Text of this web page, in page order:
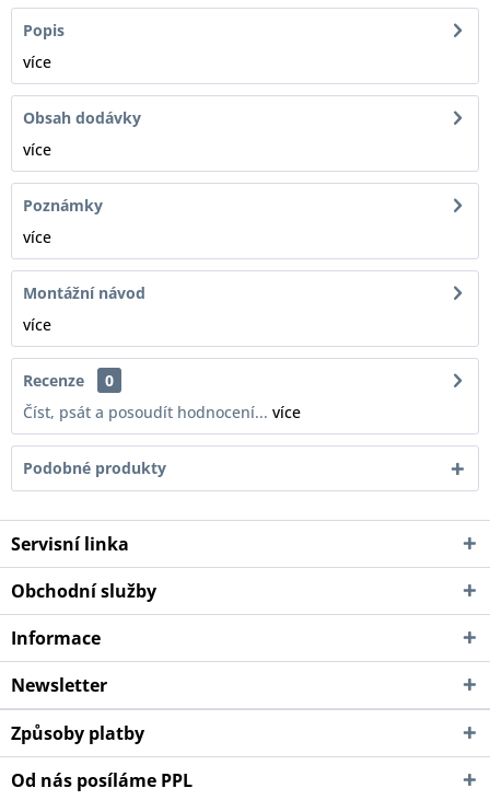
Popis
více
Obsah dodávky
více
Poznámky
více
Montážní návod
více
Recenze
0
Číst, psát a posoudít hodnocení... více
Podobné produkty
Servisní linka
Obchodní služby
Informace
Newsletter
Způsoby platby
Od nás posíláme PPL